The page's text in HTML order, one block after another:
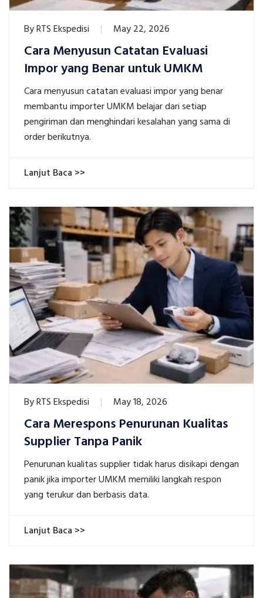
ByRTS Ekspedisi May 22, 2026
Cara Menyusun Catatan Evaluasi
Impor yang Benar untuk UMKM
Cara menyusun catatan evaluasi impor yang benar
membantu importer UMKM belajar dari setiap
pengiriman dan menghindari kesalahan yang sama di
order berikutnya.
Lanjut Baca >>
ByRTS Ekspedisi May 18, 2026
Cara Merespons Penurunan Kualitas
Supplier Tanpa Panik
Penurunan kualitas supplier tidak harus disikapi dengan
panik jika importer UMKM memiliki langkah respon
yang terukur dan berbasis data.
Lanjut Baca >>